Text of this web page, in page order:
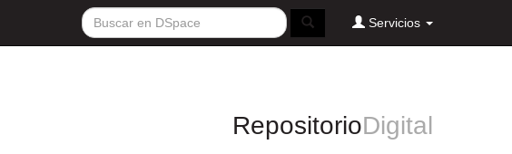
Servicios
RepositorioDigital